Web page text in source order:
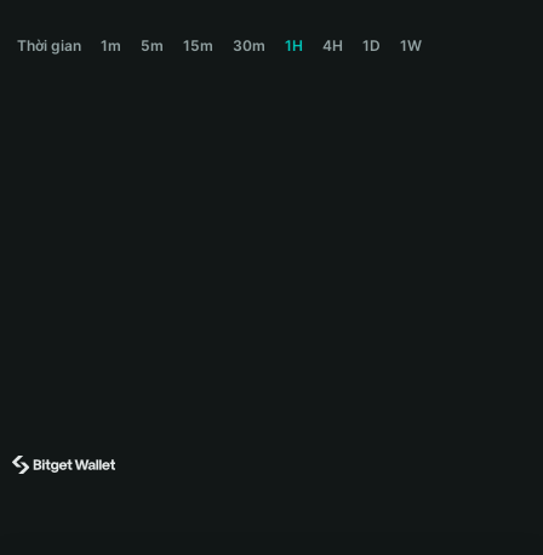
Thời gian 1m 5m 15m 30m 1H 4H 1D 1W